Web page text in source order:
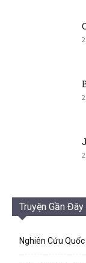
Truyện Gần Đây
Nghiên Cứu